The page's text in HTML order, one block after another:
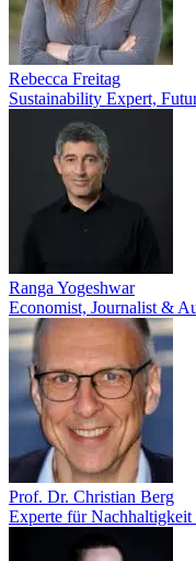
Rebecca Freitag
Sustainability Expert,
Ranga Yogeshwar
Economist, Journalist &
Prof. Dr. Christian Berg
Experte für